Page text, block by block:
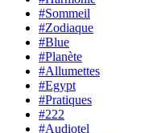
#Sommeil
#Zodiaque
#Blue
#Planète
#Allumettes
#Egypt
#Pratiques
#222
#Audiotel